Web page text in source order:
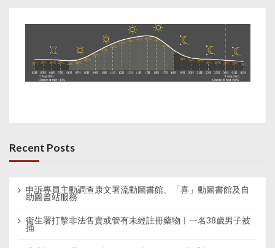
Recent Posts
申訴專員主動調查康文署流動圖書館、「喜」動圖書館及自
助圖書站服務
衞生署打擊非法售賣或管有未經註冊藥物︱一名38歲男子被
捕